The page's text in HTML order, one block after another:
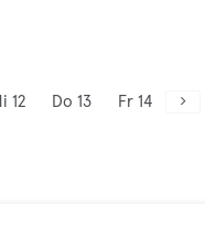
12 Do 13 Fr 14